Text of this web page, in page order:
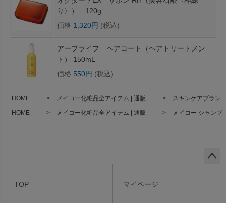
り〉） 120g
価格 1,320円 (税込)
アーブライフ ヘアコート（ヘアトリートメン
ト） 150mL
価格 550円 (税込)
HOME メイコー化粧品全アイテム | 通販
スキンケアブラン
HOME
メイコー化粧品全アイテム | 通販 メイコー シャンプ
TOP マイページ